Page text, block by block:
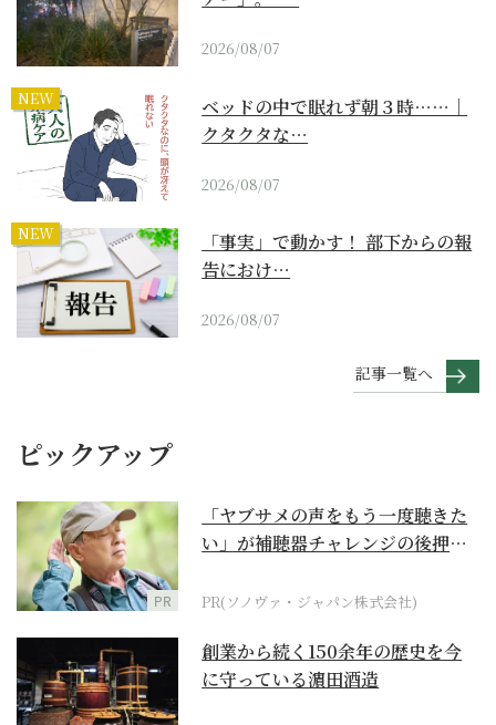
2026/08/07
NEW
ベッドの中で眠れず朝３時……｜
クタクタな…
2026/08/07
NEW
「事実」で動かす！ 部下からの報
告におけ…
2026/08/07
記事一覧へ
ピックアップ
PR
「ヤブサメの声をもう一度聴きた
い」が補聴器チャレンジの後押し
PR(ソノヴァ・ジャパン株式会社)
創業から続く150余年の歴史を今
に守っている濵田酒造